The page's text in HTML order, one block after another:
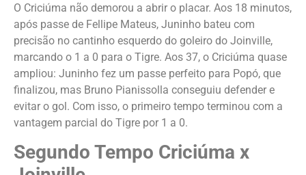
O Criciúma não demorou a abrir o placar. Aos 18 minutos,
após passe de Fellipe Mateus, Juninho bateu com
precisão no cantinho esquerdo do goleiro do Joinville,
marcando o 1 a 0 para o Tigre. Aos 37, o Criciúma quase
ampliou: Juninho fez um passe perfeito para Popó, que
finalizou, mas Bruno Pianissolla conseguiu defender e
evitar o gol. Com isso, o primeiro tempo terminou com a
vantagem parcial do Tigre por 1 a 0.
Segundo Tempo Criciúma x